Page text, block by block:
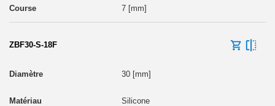
7 [mm]
ZBF30-S-18F
30 [mm]
Silicone